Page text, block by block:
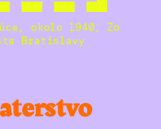
okolo 1940, Zo
Bratislavy